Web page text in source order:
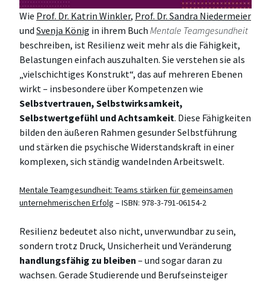
Wie Prof. Dr. Katrin Winkler, Prof. Dr. Sandra Niedermeier
und Svenja König in ihrem Buch Mentale Teamgesundheit
beschreiben, ist Resilienz weit mehr als die Fähigkeit,
Belastungen einfach auszuhalten. Sie verstehen sie als
„vielschichtiges Konstrukt“, das auf mehreren Ebenen
wirkt – insbesondere über Kompetenzen wie
Selbstvertrauen, Selbstwirksamkeit,
Selbstwertgefühl und Achtsamkeit. Diese Fähigkeiten
bilden den äußeren Rahmen gesunder Selbstführung
und stärken die psychische Widerstandskraft in einer
komplexen, sich ständig wandelnden Arbeitswelt.
Mentale Teamgesundheit: Teams stärken für gemeinsamen
unternehmerischen Erfolg – ISBN: 978-3-791-06154-2
Resilienz bedeutet also nicht, unverwundbar zu sein,
sondern trotz Druck, Unsicherheit und Veränderung
handlungsfähig zu bleiben – und sogar daran zu
wachsen. Gerade Studierende und Berufseinsteiger